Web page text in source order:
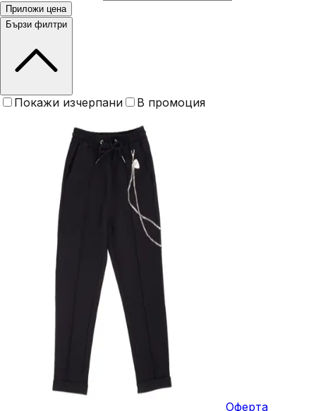
Приложи цена
Бързи филтри
Покажи изчерпани В промоция
Оферта